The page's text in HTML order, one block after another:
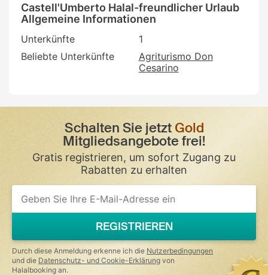
Castell'Umberto Halal-freundlicher Urlaub
Allgemeine Informationen
Unterkünfte
1
Beliebte Unterkünfte
Agriturismo Don
Cesarino
Schalten Sie jetzt Gold
Mitgliedsangebote frei!
Gratis registrieren, um sofort Zugang zu
Rabatten zu erhalten
If
you
ignore
this
field
REGISTRIEREN
Durch diese Anmeldung erkenne ich die Nutzerbedingungen
und die Datenschutz- und Cookie-Erklärung von
Halalbooking an.